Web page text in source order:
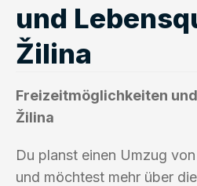
und
Žilina
Freizeitmöglichkeiten
Žilina
Du planst einen Umzug
und möchtest mehr über die